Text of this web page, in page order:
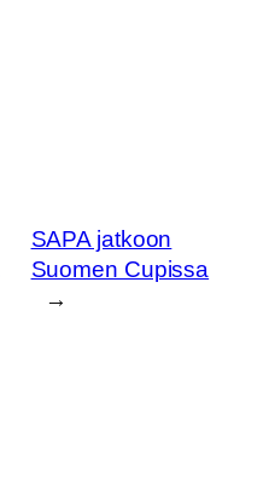
SAPA jatkoon
Suomen Cupissa
→